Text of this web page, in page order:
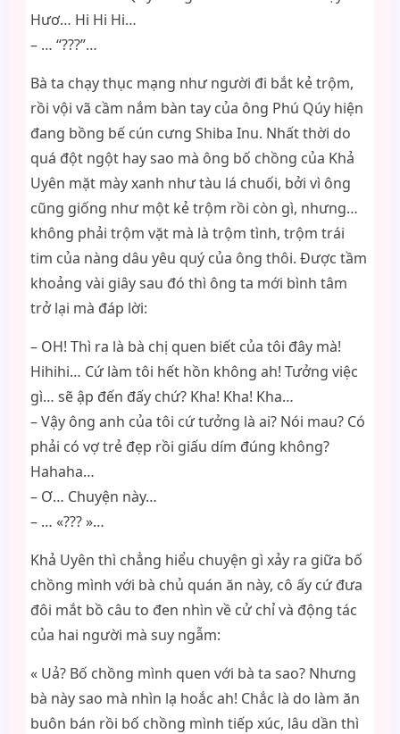
Hươ… Hi Hi Hi…
– … “???”…
Bà ta chạy thục mạng như người đi bắt kẻ trộm,
rồi vội vã cầm nắm bàn tay của ông Phú Qúy hiện
đang bồng bế cún cưng Shiba Inu. Nhất thời do
quá đột ngột hay sao mà ông bố chồng của Khả
Uyên mặt mày xanh như tàu lá chuối, bởi vì ông
cũng giống như một kẻ trộm rồi còn gì, nhưng…
không phải trộm vặt mà là trộm tình, trộm trái
tim của nàng dâu yêu quý của ông thôi. Được tầm
khoảng vài giây sau đó thì ông ta mới bình tâm
trở lại mà đáp lời:
– OH! Thì ra là bà chị quen biết của tôi đây mà!
Hihihi… Cứ làm tôi hết hồn không ah! Tưởng việc
gì… sẽ ập đến đấy chứ? Kha! Kha! Kha…
– Vậy ông anh của tôi cứ tưởng là ai? Nói mau? Có
phải có vợ trẻ đẹp rồi giấu dím đúng không?
Hahaha…
– Ơ… Chuyện này…
– … «??? »…
Khả Uyên thì chẳng hiểu chuyện gì xảy ra giữa bố
chồng mình với bà chủ quán ăn này, cô ấy cứ đưa
đôi mắt bồ câu to đen nhìn về cử chỉ và động tác
của hai người mà suy ngẫm:
« Uả? Bố chồng mình quen với bà ta sao? Nhưng
bà này sao mà nhìn lạ hoắc ah! Chắc là do làm ăn
buôn bán rồi bố chồng mình tiếp xúc, lâu dần thì